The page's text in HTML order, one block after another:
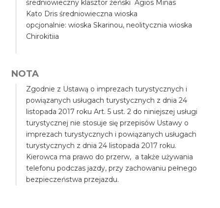
średniowieczny klasztor żeński Agios Minas
Kato Dris średniowieczna wioska
opcjonalnie: wioska Skarinou, neolitycznia wioska
Chirokitiia
NOTA
Zgodnie z Ustawą o imprezach turystycznych i
powiązanych usługach turystycznych z dnia 24
listopada 2017 roku Art. 5 ust. 2 do niniejszej usługi
turystycznej nie stosuje się przepisów Ustawy o
imprezach turystycznych i powiązanych usługach
turystycznych z dnia 24 listopada 2017 roku.
Kierowca ma prawo do przerw, a także używania
telefonu podczas jazdy, przy zachowaniu pełnego
bezpieczeństwa przejazdu.